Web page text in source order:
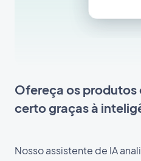
Ofereça os
certo graças à
Nosso assistente de IA